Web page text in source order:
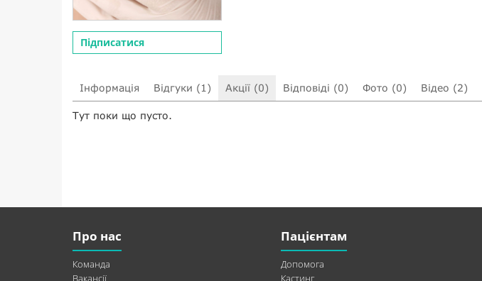
Підписатися
Інформація Відгуки (1) Акції (0) Відповіді (0) Фото (0) Відео (2)
Тут поки що пусто.
Про нас
Команда
Вакансії
Пацієнтам
Допомога
Кастинг